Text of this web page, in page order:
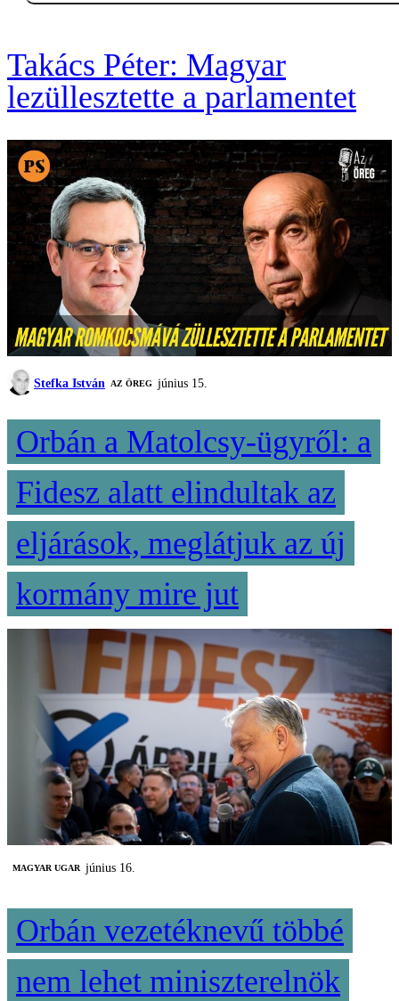
Takács Péter: Magyar
lezüllesztette a parlamentet
Stefka István AZ ÖREG június 15.
Orbán a Matolcsy-ügyről: a
Fidesz alatt elindultak az
eljárások, meglátjuk az új
kormány mire jut
MAGYAR UGAR június 16.
Orbán vezetéknevű többé
nem lehet miniszterelnök